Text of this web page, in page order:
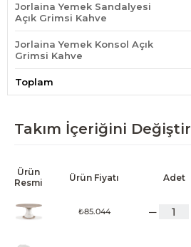
Jorlaina Yemek Sandalyesi
Açık Grimsi Kahve
Jorlaina Yemek Konsol Açık
Grimsi Kahve
Toplam
Takım İçeriğini Değiştir
Ürün
Resmi
Ürün Fiyatı Adet
₺85.044